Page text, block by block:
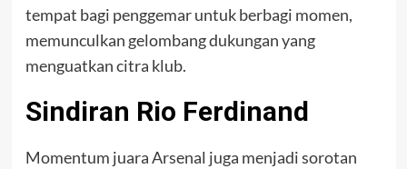
tempat bagi penggemar untuk berbagi momen,
memunculkan gelombang dukungan yang
menguatkan citra klub.
Sindiran Rio Ferdinand
Momentum juara Arsenal juga menjadi sorotan